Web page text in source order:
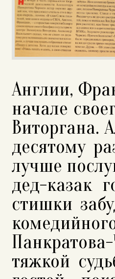
Англии,
начале
Виторгана.
десятому
лучше
дед-казак
стишки
тяжкой